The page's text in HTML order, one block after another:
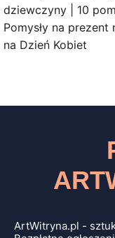
dziewczyny | 10
Pomysły na
na Dzień Kobiet
ArtWitryna.pl -